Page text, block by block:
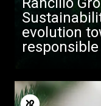
evolution
Todos
Notícias